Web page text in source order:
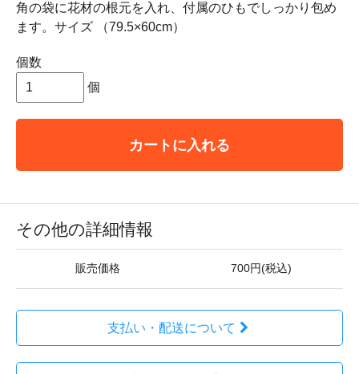
角の袋に花材の根元を入れ、付属のひもでしっかり包め
ます。サイズ （79.5×60cm）
個数
個
カートに入れる
その他の詳細情報
販売価格 700円(税込)
支払い・配送について